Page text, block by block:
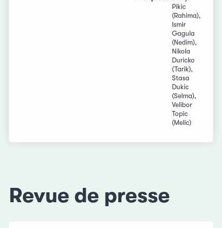
Pikic
(Rahima),
Ismir
Gagula
(Nedim),
Nikola
Duricko
(Tarik),
Stasa
Dukic
(Selma),
Velibor
Topic
(Melic)
Revue de presse